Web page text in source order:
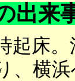
出来
起床
、横浜